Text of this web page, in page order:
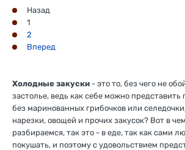
Назад
1
2
Вперед
Холодные закуски - это то, без чего не
застолье, ведь как себе можно
без маринованных грибочков или
нарезки, овощей и прочих закусок? Вот в
разбираемся, так это - в еде, так как сами
покушать, и поэтому с удовольствием